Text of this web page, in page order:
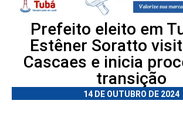
Prefeito eleito em
Estêner Soratto
Cascaes e inicia
transição
14 DE OUTUBRO DE 2024